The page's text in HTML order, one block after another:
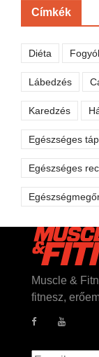
Címkék
Diéta
Lábedzés
Karedzés
Egészséges
Egészséges
Muscle &
fitnesz,